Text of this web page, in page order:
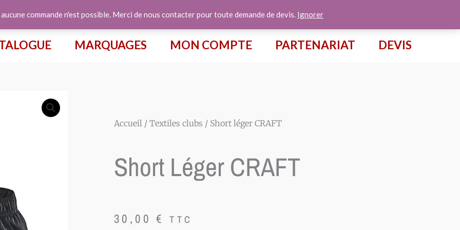
commande n'est possible. Merci de nous contacter pour toute demande de devis. Ignorer
MARQUAGES MON COMPTE PARTENARIAT DEVIS
Accueil / Textiles clubs / Short léger CRAFT
Short Léger CRAFT
30,00€ TTC